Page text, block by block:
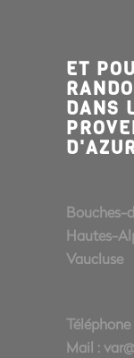
ET
DANS
Bouches-
Hautes-
Vaucluse
Téléphone
Mail :